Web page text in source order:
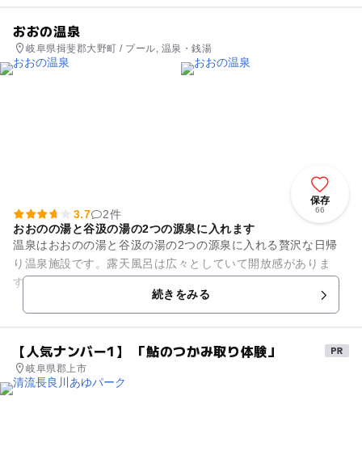
おおの温泉
岐阜県揖斐郡大野町 / プール, 温泉・銭湯
保存
66
3.7
2件
おおのの湯と谷汲の湯の2つの源泉に入れます
温泉はおおのの湯と谷汲の湯の2つの源泉に入れる贅沢な日帰
り温泉施設です。露天風呂は広々としていて開放感がありま
す。また、温泉だけではなく、温水プールやトレーニングジ
ム、卓球などすべてが入館料だけ...
続きをみる
【人気ナンバー1】 「鮎のつかみ取り体験」
岐阜県郡上市